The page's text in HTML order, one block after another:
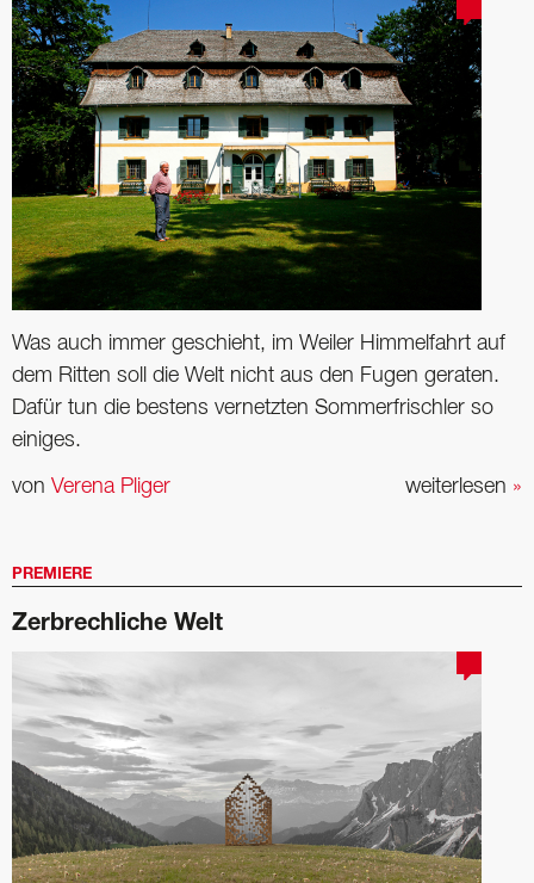
Was auch immer geschieht, im Weiler Himmelfahrt auf
dem Ritten soll die Welt nicht aus den Fugen geraten.
Dafür tun die bestens vernetzten Sommerfrischler so
einiges.
weiterlesen »
von Verena Pliger
PREMIERE
Zerbrechliche Welt